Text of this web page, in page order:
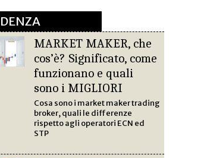
MARKET MAKER, che
cos’è? Significato, come
funzionano e quali
sono i MIGLIORI
Cosa sono i market maker trading
broker, quali le differenze
rispetto agli operatori ECN ed
STP